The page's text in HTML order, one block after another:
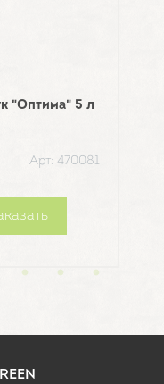
"Оптима" 5 л
Арт: 470081